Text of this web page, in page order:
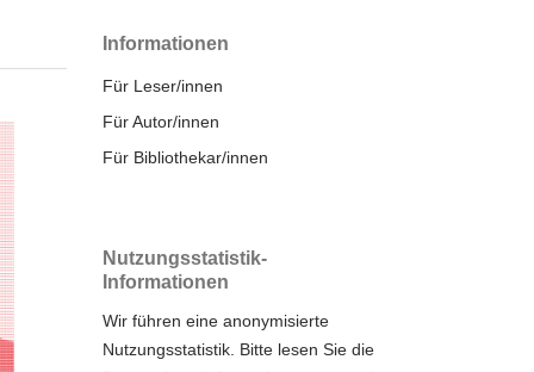
Informationen
Für Leser/innen
Für Autor/innen
Für Bibliothekar/innen
Nutzungsstatistik-
Informationen
Wir führen eine anonymisierte
Nutzungsstatistik. Bitte lesen Sie die